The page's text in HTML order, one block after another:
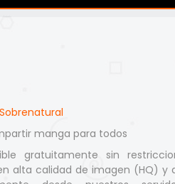
Sobrenatural
manga para todos
gratuitamente sin
alta calidad de imagen (HQ) y